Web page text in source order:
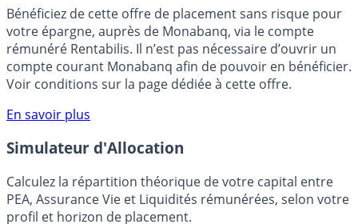
🎁 Bon plan épargne : 3% pendant 6 mois
Bénéficiez de cette offre de placement sans risque pour
votre épargne, auprès de Monabanq, via le compte
rémunéré Rentabilis. Il n’est pas nécessaire d’ouvrir un
compte courant Monabanq afin de pouvoir en bénéficier.
Voir conditions sur la page dédiée à cette offre.
En savoir plus
Simulateur d'Allocation
Calculez la répartition théorique de votre capital entre